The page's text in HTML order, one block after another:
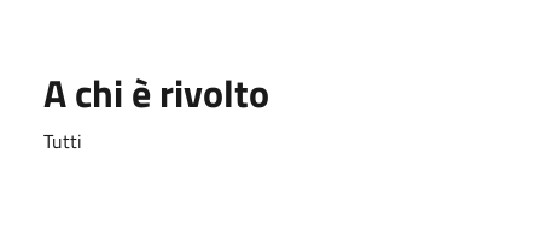
A chi è rivolto
Tutti